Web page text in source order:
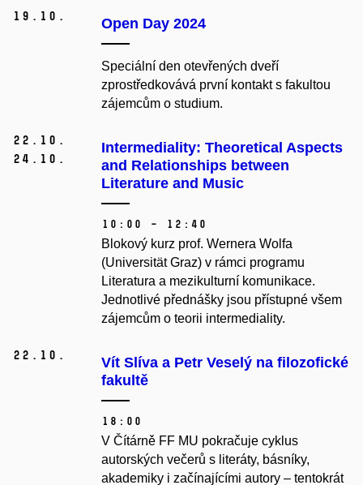
19. 10. Open Day 2024
Speciální den otevřených dveří
zprostředkovává první kontakt s fakultou
zájemcům o studium.
22. 10.
24. 10.
Intermediality: Theoretical Aspects
and Relationships between
Literature and Music
10:00 – 12:40
Blokový kurz prof. Wernera Wolfa
(Universität Graz) v rámci programu
Literatura a mezikulturní komunikace.
Jednotlivé přednášky jsou přístupné všem
zájemcům o teorii intermediality.
22. 10.
Vít Slíva a Petr Veselý na filozofické
fakultě
18:00
V Čítárně FF MU pokračuje cyklus
autorských večerů s literáty, básníky,
akademiky i začínajícími autory – tentokrát